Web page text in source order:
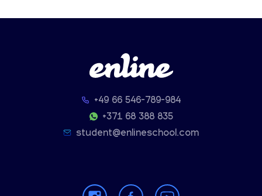
+49 66 546-789-984
+371 68 388 835
student@enlineschool.com